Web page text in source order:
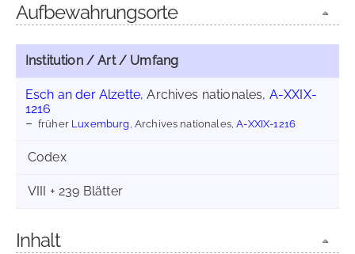
Aufbewahrungsorte
Institution / Art / Umfang
Esch an der Alzette, Archives nationales, A-XXIX-
1216
früher Luxemburg , Archives nationales,A-XXIX-1216
Codex
VIII + 239 Blätter
Inhalt